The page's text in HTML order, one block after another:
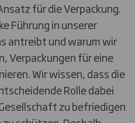
für die Verpackung.
Führung in unserer
antreibt und warum wir
Verpackungen für eine
Wir wissen, dass die
Rolle dabei
zu befriedigen